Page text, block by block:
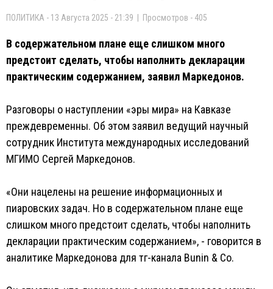
ПОЛИТИКА - 13 Августа 2025 - 21:39 | Просмотров - 405
В содержательном плане еще слишком много
предстоит сделать, чтобы наполнить декларации
практическим содержанием, заявил Маркедонов.
Разговоры о наступлении «эры мира» на Кавказе
преждевременны. Об этом заявил ведущий научный
сотрудник Института международных исследований
МГИМО Сергей Маркедонов.
«Они нацелены на решение информационных и
пиаровских задач. Но в содержательном плане еще
слишком много предстоит сделать, чтобы наполнить
декларации практическим содержанием», - говорится в
аналитике Маркедонова для тг-канала Bunin & Co.